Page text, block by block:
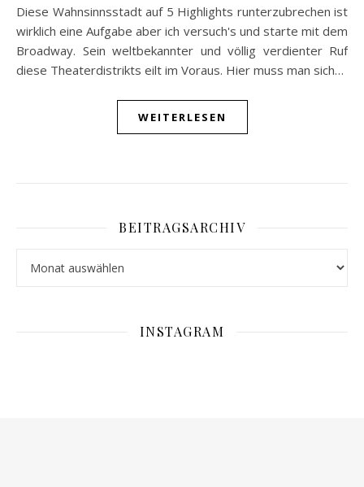
Diese Wahnsinnsstadt auf 5 Highlights runterzubrechen ist
wirklich eine Aufgabe aber ich versuch's und starte mit dem
Broadway. Sein weltbekannter und völlig verdienter Ruf
diese Theaterdistrikts eilt im Voraus. Hier muss man sich…
WEITERLESEN
BEITRAGSARCHIV
INSTAGRAM